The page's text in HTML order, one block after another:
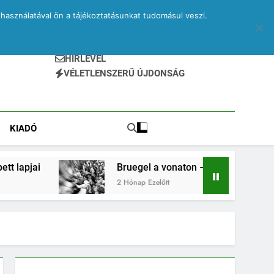
HÍRLEVÉL
VÉLETLENSZERŰ ÚJDONSÁG
KIADÓ
Bruegel a vonaton – egy elveszett jegyzetfüzet
2 Hónap Ezelőtt
ön a tájékoztatásunkat tudomásul veszi.